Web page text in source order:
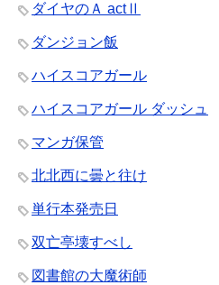
ダイヤのＡ actⅡ
ダンジョン飯
ハイスコアガール
ハイスコアガール ダッシュ
マンガ保管
北北西に曇と往け
単行本発売日
双亡亭壊すべし
図書館の大魔術師